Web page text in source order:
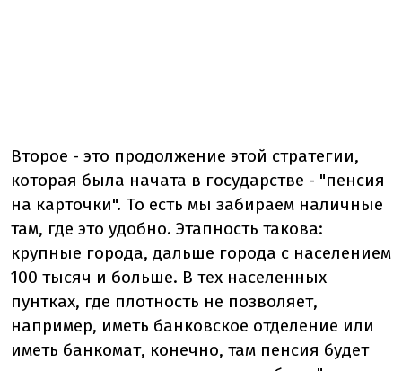
Второе - это продолжение этой стратегии,
которая была начата в государстве - "пенсия
на карточки". То есть мы забираем наличные
там, где это удобно. Этапность такова:
крупные города, дальше города с населением
100 тысяч и больше. В тех населенных
пунтках, где плотность не позволяет,
например, иметь банковское отделение или
иметь банкомат, конечно, там пенсия будет